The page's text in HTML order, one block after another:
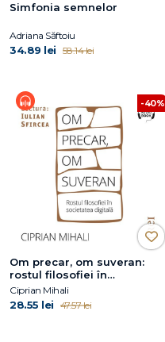
Simfonia semnelor
Adriana Săftoiu
34.89 lei 58.14 lei
-40%
Om precar, om suveran:
rostul filosofiei în
societatea digitală
Ciprian Mihali
28.55 lei 47.57 lei